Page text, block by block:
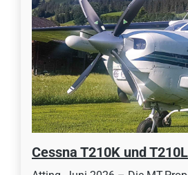
Cessna T210K und T210L